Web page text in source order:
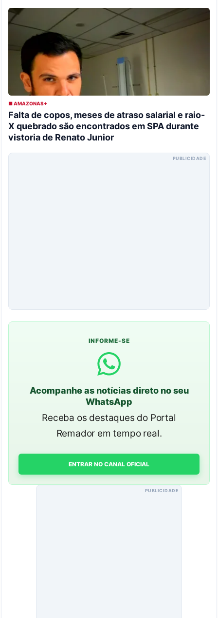
■ AMAZONAS+
Falta de copos, meses de atraso salarial e raio-
X quebrado são encontrados em SPA durante
vistoria de Renato Junior
PUBLICIDADE
INFORME-SE
Acompanhe as notícias direto no seu
WhatsApp
Receba os destaques do Portal
Remador em tempo real.
ENTRAR NO CANAL OFICIAL
PUBLICIDADE